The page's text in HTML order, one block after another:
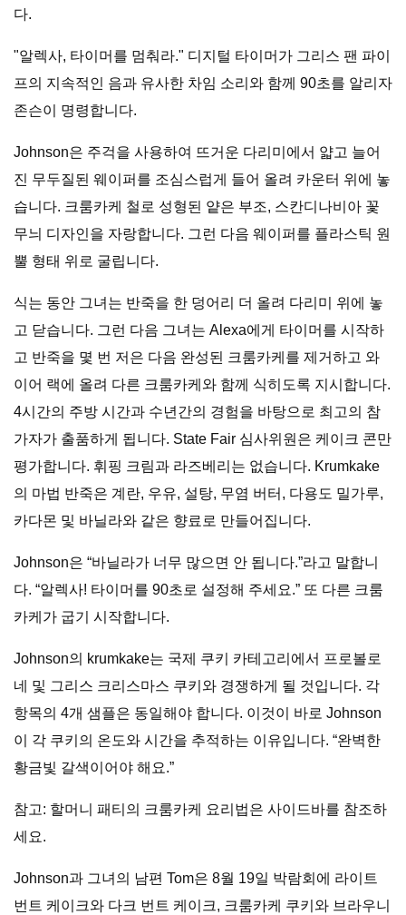
다.
"알렉사, 타이머를 멈춰라." 디지털 타이머가 그리스 팬 파이
프의 지속적인 음과 유사한 차임 소리와 함께 90초를 알리자
존슨이 명령합니다.
Johnson은 주걱을 사용하여 뜨거운 다리미에서 얇고 늘어
진 무두질된 웨이퍼를 조심스럽게 들어 올려 카운터 위에 놓
습니다. 크룸카케 철로 성형된 얕은 부조, 스칸디나비아 꽃
무늬 디자인을 자랑합니다. 그런 다음 웨이퍼를 플라스틱 원
뿔 형태 위로 굴립니다.
식는 동안 그녀는 반죽을 한 덩어리 더 올려 다리미 위에 놓
고 닫습니다. 그런 다음 그녀는 Alexa에게 타이머를 시작하
고 반죽을 몇 번 저은 다음 완성된 크룸카케를 제거하고 와
이어 랙에 올려 다른 크룸카케와 함께 식히도록 지시합니다.
4시간의 주방 시간과 수년간의 경험을 바탕으로 최고의 참
가자가 출품하게 됩니다. State Fair 심사위원은 케이크 콘만
평가합니다. 휘핑 크림과 라즈베리는 없습니다. Krumkake
의 마법 반죽은 계란, 우유, 설탕, 무염 버터, 다용도 밀가루,
카다몬 및 바닐라와 같은 향료로 만들어집니다.
Johnson은 “바닐라가 너무 많으면 안 됩니다.”라고 말합니
다. “알렉사! 타이머를 90초로 설정해 주세요.” 또 다른 크룸
카케가 굽기 시작합니다.
Johnson의 krumkake는 국제 쿠키 카테고리에서 프로볼로
네 및 그리스 크리스마스 쿠키와 경쟁하게 될 것입니다. 각
항목의 4개 샘플은 동일해야 합니다. 이것이 바로 Johnson
이 각 쿠키의 온도와 시간을 추적하는 이유입니다. “완벽한
황금빛 갈색이어야 해요.”
참고: 할머니 패티의 크룸카케 요리법은 사이드바를 참조하
세요.
Johnson과 그녀의 남편 Tom은 8월 19일 박람회에 라이트
번트 케이크와 다크 번트 케이크, 크룸카케 쿠키와 브라우니